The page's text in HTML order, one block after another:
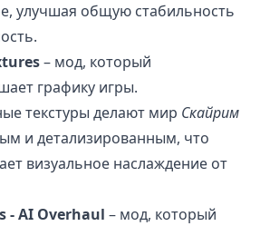
улучшая общую стабильность
– мод, который
графику игры.
текстуры делают мир Скайрим
и детализированным, что
визуальное наслаждение от
- AI Overhaul – мод, который